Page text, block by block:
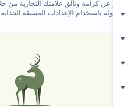
عن كرامة وتألق علامتك التجارية من خلال شعار
باستخدام الإعدادات المسبقة الجذابة التي